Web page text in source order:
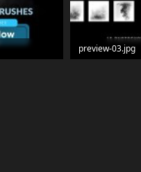
preview-03.jpg